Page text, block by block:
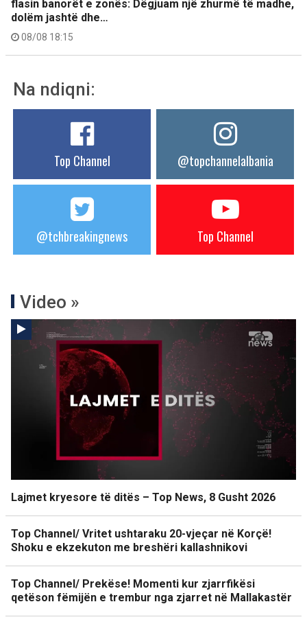
flasin banorët e zonës: Dëgjuam një zhurmë të madhe,
dolëm jashtë dhe…
08/08 18:15
Na ndiqni:
Top Channel @topchannelalbania
@tchbreakingnews Top Channel
Video »
Lajmet kryesore të ditës – Top News, 8 Gusht 2026
Top Channel/ Vritet ushtaraku 20-vjeçar në Korçë!
Shoku e ekzekuton me breshëri kallashnikovi
Top Channel/ Prekëse! Momenti kur zjarrfikësi
qetëson fëmijën e trembur nga zjarret në Mallakastër